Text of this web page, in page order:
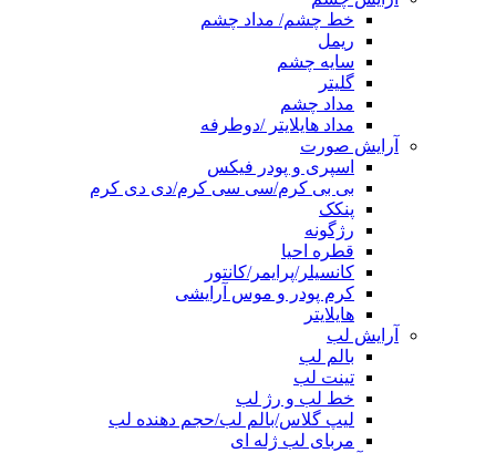
خط چشم/ مداد چشم
ریمل
سایه چشم
گلیتر
مداد چشم
مداد هایلایتر /دوطرفه
آرایش صورت
اسپری و پودر فیکس
بی بی کرم/سی سی کرم/دی دی کرم
پنکک
رژگونه
قطره احیا
کانسیلر/پرایمر/کانتور
کرم پودر و موس آرایشی
هایلایتر
آرایش لب
بالم لب
تینت لب
خط لب و رژ لب
لیپ گلاس/بالم لب/حجم دهنده لب
مربای لب ژله ای